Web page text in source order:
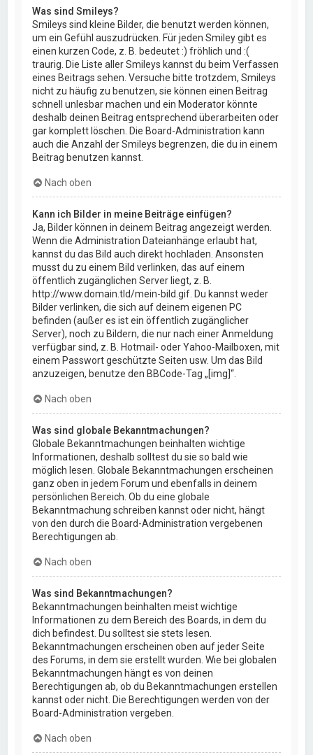
Was sind Smileys?
Smileys sind kleine Bilder, die benutzt werden können,
um ein Gefühl auszudrücken. Für jeden Smiley gibt es
einen kurzen Code, z. B. bedeutet :) fröhlich und :(
traurig. Die Liste aller Smileys kannst du beim Verfassen
eines Beitrags sehen. Versuche bitte trotzdem, Smileys
nicht zu häufig zu benutzen, sie können einen Beitrag
schnell unlesbar machen und ein Moderator könnte
deshalb deinen Beitrag entsprechend überarbeiten oder
gar komplett löschen. Die Board-Administration kann
auch die Anzahl der Smileys begrenzen, die du in einem
Beitrag benutzen kannst.
Nach oben
Kann ich Bilder in meine Beiträge einfügen?
Ja, Bilder können in deinem Beitrag angezeigt werden.
Wenn die Administration Dateianhänge erlaubt hat,
kannst du das Bild auch direkt hochladen. Ansonsten
musst du zu einem Bild verlinken, das auf einem
öffentlich zugänglichen Server liegt, z. B.
http://www.domain.tld/mein-bild.gif. Du kannst weder
Bilder verlinken, die sich auf deinem eigenen PC
befinden (außer es ist ein öffentlich zugänglicher
Server), noch zu Bildern, die nur nach einer Anmeldung
verfügbar sind, z. B. Hotmail- oder Yahoo-Mailboxen, mit
einem Passwort geschützte Seiten usw. Um das Bild
anzuzeigen, benutze den BBCode-Tag „[img]“.
Nach oben
Was sind globale Bekanntmachungen?
Globale Bekanntmachungen beinhalten wichtige
Informationen, deshalb solltest du sie so bald wie
möglich lesen. Globale Bekanntmachungen erscheinen
ganz oben in jedem Forum und ebenfalls in deinem
persönlichen Bereich. Ob du eine globale
Bekanntmachung schreiben kannst oder nicht, hängt
von den durch die Board-Administration vergebenen
Berechtigungen ab.
Nach oben
Was sind Bekanntmachungen?
Bekanntmachungen beinhalten meist wichtige
Informationen zu dem Bereich des Boards, in dem du
dich befindest. Du solltest sie stets lesen.
Bekanntmachungen erscheinen oben auf jeder Seite
des Forums, in dem sie erstellt wurden. Wie bei globalen
Bekanntmachungen hängt es von deinen
Berechtigungen ab, ob du Bekanntmachungen erstellen
kannst oder nicht. Die Berechtigungen werden von der
Board-Administration vergeben.
Nach oben